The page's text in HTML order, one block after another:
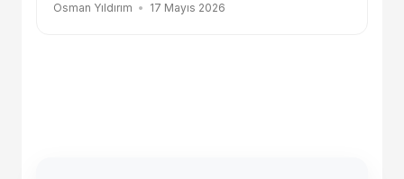
Osman Yıldırım 17 Mayıs 2026